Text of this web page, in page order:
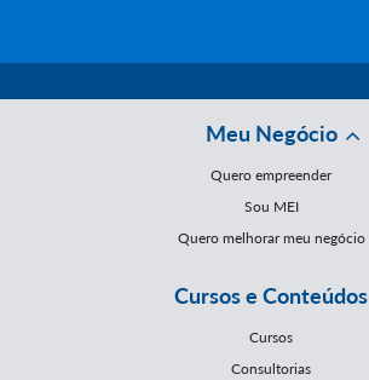
Meu Negócio
Quero empreender
Sou MEI
Quero melhorar meu negócio
Cursos e Conteúdos
Cursos
Consultorias